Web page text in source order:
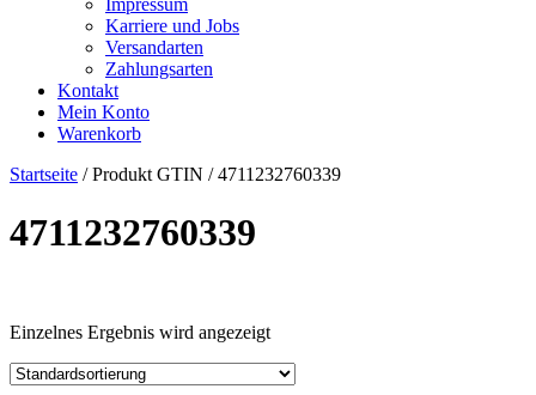
Karriere und Jobs
Versandarten
Zahlungsarten
Kontakt
Mein Konto
Warenkorb
Startseite / Produkt GTIN / 4711232760339
4711232760339
Kategorie
Hersteller
Lieferzeiten
Einzelnes Ergebnis wird angezeigt